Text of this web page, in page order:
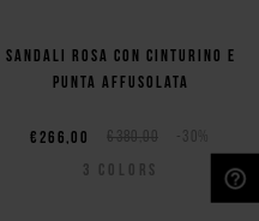
Sandali rosa con cinturino e
punta affusolata
€380,00 -30%
€266,00
3 COLORS